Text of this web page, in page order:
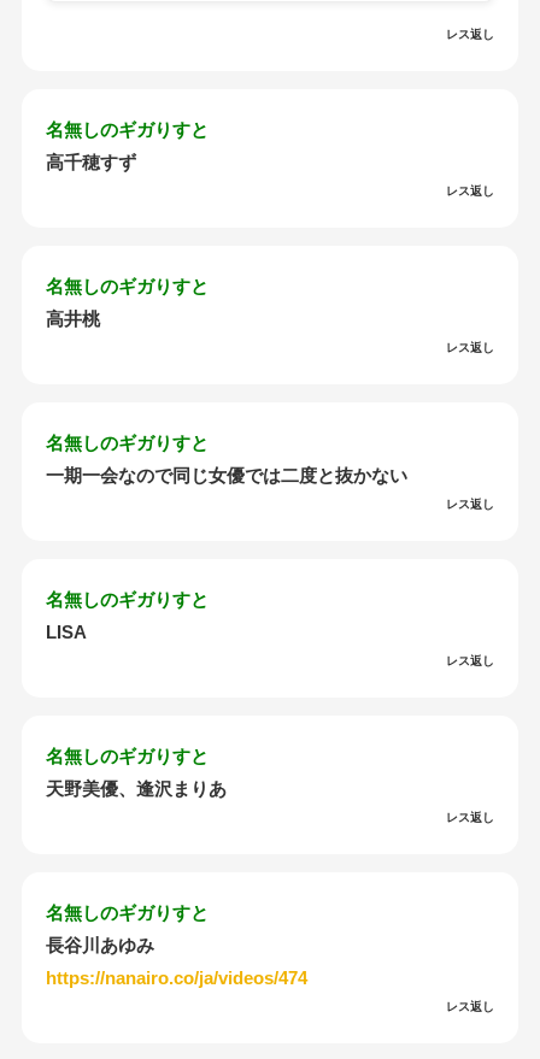
レス返し
名無しのギガりすと
高千穂すず
レス返し
名無しのギガりすと
高井桃
レス返し
名無しのギガりすと
一期一会なので同じ女優では二度と抜かない
レス返し
名無しのギガりすと
LISA
レス返し
名無しのギガりすと
天野美優、逢沢まりあ
レス返し
名無しのギガりすと
長谷川あゆみ
https://nanairo.co/ja/videos/474
レス返し